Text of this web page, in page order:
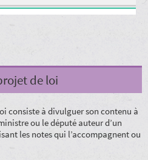
de loi
consiste à divulguer son contenu à
ou le député auteur d’un
les notes qui l’accompagnent ou